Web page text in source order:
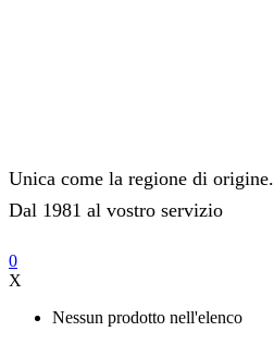
Unica come la regione di origine.
Dal 1981 al vostro servizio
0
X
Nessun prodotto nell'elenco